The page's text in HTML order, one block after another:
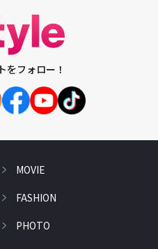
をフォロー！
MOVIE
FASHION
PHOTO